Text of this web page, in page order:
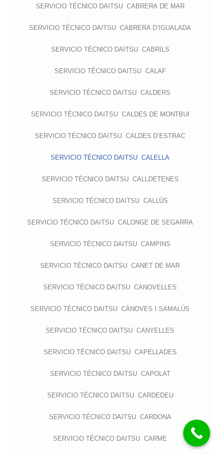
SERVICIO TÉCNICO DAITSU CABRERA DE MAR
SERVICIO TÉCNICO DAITSU CABRERA D’IGUALADA
SERVICIO TÉCNICO DAITSU CABRILS
SERVICIO TÉCNICO DAITSU CALAF
SERVICIO TÉCNICO DAITSU CALDERS
SERVICIO TÉCNICO DAITSU CALDES DE MONTBUI
SERVICIO TÉCNICO DAITSU CALDES D’ESTRAC
SERVICIO TÉCNICO DAITSU CALELLA
SERVICIO TÉCNICO DAITSU CALLDETENES
SERVICIO TÉCNICO DAITSU CALLÚS
SERVICIO TÉCNICO DAITSU CALONGE DE SEGARRA
SERVICIO TÉCNICO DAITSU CAMPINS
SERVICIO TÉCNICO DAITSU CANET DE MAR
SERVICIO TÉCNICO DAITSU CANOVELLES
SERVICIO TÉCNICO DAITSU CÀNOVES I SAMALÚS
SERVICIO TÉCNICO DAITSU CANYELLES
SERVICIO TÉCNICO DAITSU CAPELLADES
SERVICIO TÉCNICO DAITSU CAPOLAT
SERVICIO TÉCNICO DAITSU CARDEDEU
SERVICIO TÉCNICO DAITSU CARDONA
SERVICIO TÉCNICO DAITSU CARME